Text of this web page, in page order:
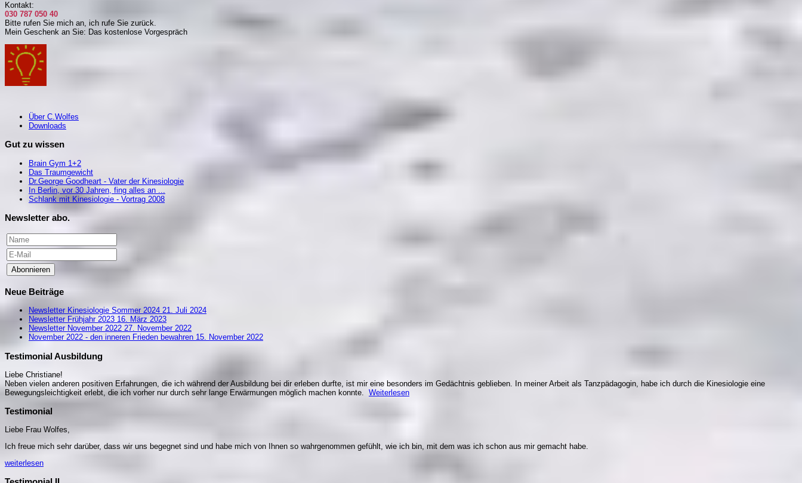
Kontakt:
030 787 050 40
Bitte rufen Sie mich an, ich rufe Sie zurück.
Mein Geschenk an Sie: Das kostenlose Vorgespräch
Über C.Wolfes
Downloads
Gut zu wissen
Brain Gym 1+2
Das Traumgewicht
Dr.George Goodheart - Vater der Kinesiologie
In Berlin, vor 30 Jahren, fing alles an ...
Schlank mit Kinesiologie - Vortrag 2008
Newsletter abo.
Abonnieren
Neue Beiträge
Newsletter Kinesiologie Sommer 2024 21. Juli 2024
Newsletter Frühjahr 2023 16. März 2023
Newsletter November 2022 27. November 2022
November 2022 - den inneren Frieden bewahren 15. November 2022
Testimonial Ausbildung
Liebe Christiane!
Neben vielen anderen positiven Erfahrungen, die ich während der Ausbildung bei dir erleben durfte, ist mir eine besonders im Gedächtnis geblieben. In meiner Arbeit als Tanzpädagogin, habe ich durch die Kinesiologie eine
Bewegungsleichtigkeit erlebt, die ich vorher nur durch sehr lange Erwärmungen möglich machen konnte. Weiterlesen
Testimonial
Liebe Frau Wolfes,
Ich freue mich sehr darüber, dass wir uns begegnet sind und habe mich von Ihnen so wahrgenommen gefühlt, wie ich bin, mit dem was ich schon aus mir gemacht habe.
weiterlesen